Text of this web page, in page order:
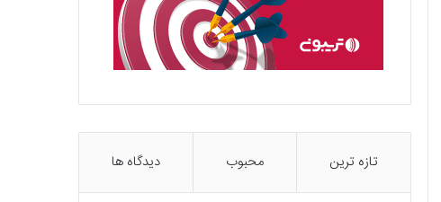
تازه ترین محبوب دیدگاه ها